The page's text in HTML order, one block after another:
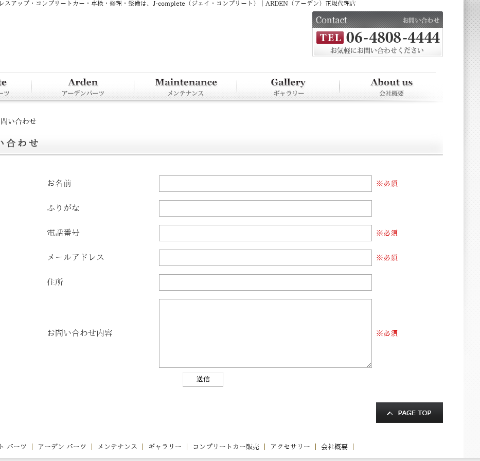
スアップ・コンプリートカー・車検・修理・整備は、J-complete（ジェイ・コンプリート）｜ARDEN（アーデン）正規代理店
問い合わせ
合わせ
お名前 ※必須
ふりがな
電話番号 ※必須
メールアドレス ※必須
住所
お問い合わせ内容 ※必須
パーツ アーデン パーツ メンテナンス ギャラリー コンプリートカー販売 アクセサリー 会社概要